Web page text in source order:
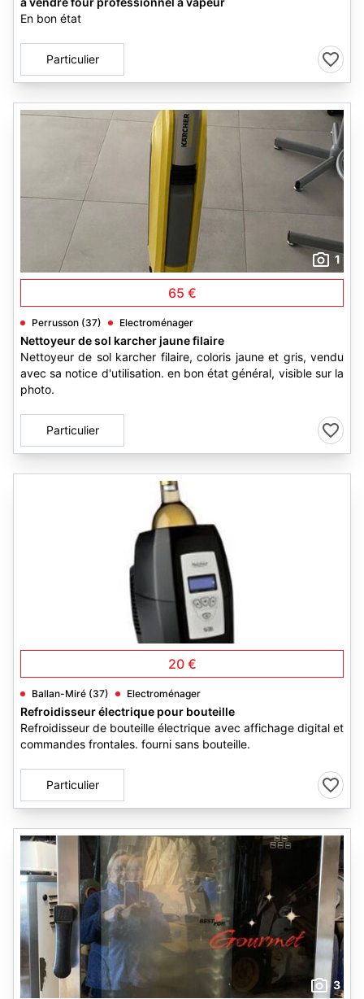
En bon état
Particulier
1
65 €
Perrusson (37) Electroménager
Nettoyeur de sol karcher jaune filaire
Nettoyeur de sol karcher filaire, coloris jaune et gris, vendu
avec sa notice d'utilisation. en bon état général, visible sur la
photo.
Particulier
20 €
Ballan-Miré (37) Electroménager
Refroidisseur électrique pour bouteille
Refroidisseur de bouteille électrique avec affichage digital et
commandes frontales. fourni sans bouteille.
Particulier
3